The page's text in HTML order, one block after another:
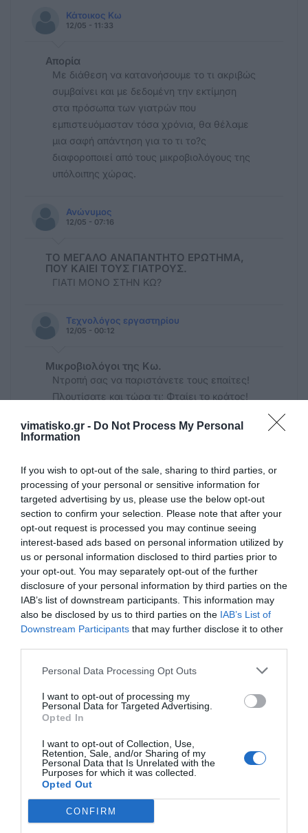
vimatisko.gr - Do Not Process My Personal
Information
If you wish to opt-out of the sale, sharing to third parties, or
processing of your personal or sensitive information for
targeted advertising by us, please use the below opt-out
section to confirm your selection. Please note that after your
opt-out request is processed you may continue seeing
interest-based ads based on personal information utilized by
us or personal information disclosed to third parties prior to
your opt-out. You may separately opt-out of the further
disclosure of your personal information by third parties on the
IAB’s list of downstream participants. This information may
also be disclosed by us to third parties on the IAB’s List of
Downstream Participants that may further disclose it to other
Personal Data Processing Opt Outs
I want to opt-out of processing my
Personal Data for Targeted Advertising.
Opted In
I want to opt-out of Collection, Use,
Retention, Sale, and/or Sharing of my
Personal Data that Is Unrelated with the
Purposes for which it was collected.
Opted Out
CONFIRM
Κάτοικος Κω
12/05 - 11:33
Απορία
Με διάθεση να κατανοήσουμε το τι ακριβώς
συμβαίνει και με δεδομένη την εκτίμηση
στα πρόσωπα των γιατρών που
εμπιστευόμασταν τόσα χρόνια, θα θέλαμε
μια σαφή απάντηση για το τι το?ς
διαφοροποιεί από τους μικροβιολόγους της
υπόλοιπης χώρας.
Ανώνυμος
12/05 - 07:16
ΤΟ ΜΕΓΑΛΟ ΑΝΑΠΑΝΤΗΤΟ ΕΡΩΤΗΜΑ,
ΠΟΥ ΚΑΙΕΙ ΤΟΥΣ ΓΙΑΤΡΟΥΣ.
ΓΙΑΤΙ ΜΟΝΟ ΣΤΗΝ ΚΩ?
Τεχνολόγος εργαστηρίου
12/05 - 00:12
Μικροβιολόγοι της Κω.
Ντροπή σας να παριστάνετε τους επαίτες!
Πλουτίσατε και τώρα τι; Φταίει το κράτος!
ιατρικός σύλλογος; Φτιάξατε Καρτέρι!!!
Ηλίας Αθηναίος
11/05 - 23:24
Δεν πάει άλλο . Μόνο στην Κω γίνονται
αυτά
Για βαστάτε κύριοι Μικροβιολόγοι της Κω
Όλοκληρη η κοινωνία του νησιού κάνει τα
στραβά μάτια που δεν κόβει κανένας σας
απόδειξη σχεδόν ποτέ. Το μόνο μέρος στην
Ελλάδα που ένας γιατρός ανεξαρτήτως
ικανοτήτων μπορεί μέσα σε λίγα χρόνια να
κάνει τρελή περιουσία ..... και θέλει και
ειδική μεταχείριση από τους συναδέλφους
στην υπόλοιπη χώρα Που είναι η
Λοιπόν η μόνη λύση είναι Χθες να γίνει
έλεγχος σε όλους
Ανώνυμος
11/05 - 22:41
ΑΙΣΧΟΣ
Ναι ναι κλαίγεστε αλλά το ένα